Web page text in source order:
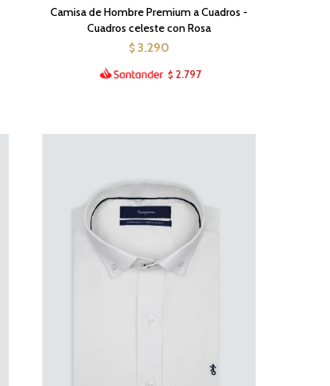
Camisa de Hombre Premium a Cuadros -
Cuadros celeste con Rosa
$ 3.290
$ 2.797